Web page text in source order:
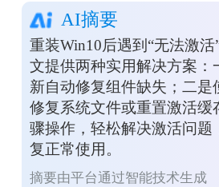
师，安全纯净无捆绑，
程无人值守，支持
Win10/win11系统的在线
重装
AI摘要
重装Win10后遇到“无法激
文提供两种实用解决方案：
新自动修复组件缺失；二是
修复系统文件或重置激活缓
骤操作，轻松解决激活问题
复正常使用。
摘要由平台通过智能技术生成